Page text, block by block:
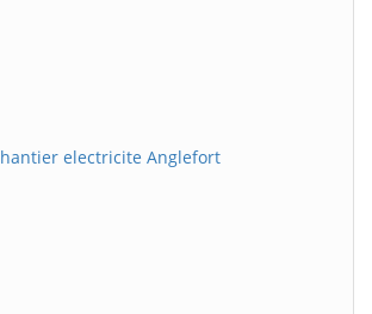
electricite Anglefort